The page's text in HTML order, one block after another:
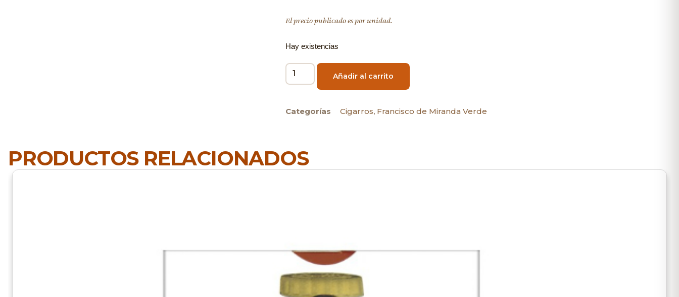
El precio publicado es por unidad.
Hay existencias
Añadir al carrito
Categorías Cigarros, Francisco de Miranda Verde
PRODUCTOS RELACIONADOS